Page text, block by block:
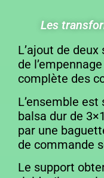
Les
L’ajout de
de
complète des
L’ensemble
balsa dur de
par une
de commande
Le support